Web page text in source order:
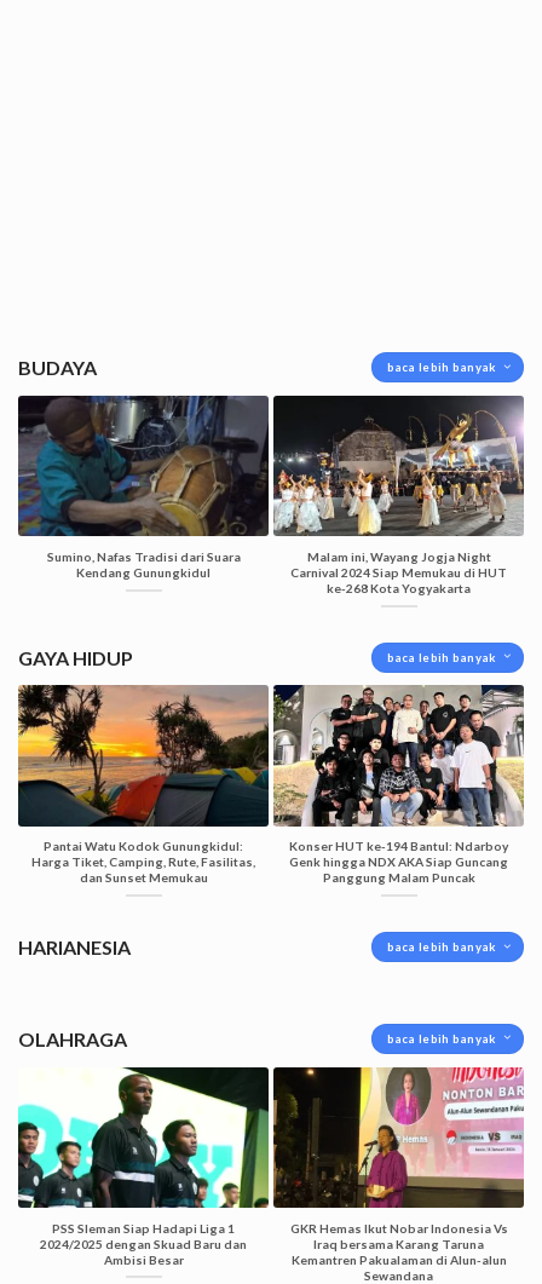
BUDAYA baca lebih banyak
Sumino, Nafas Tradisi dari Suara
Kendang Gunungkidul
Malam ini, Wayang Jogja Night
Carnival 2024 Siap Memukau di HUT
ke-268 Kota Yogyakarta
GAYA HIDUP baca lebih banyak
Pantai Watu Kodok Gunungkidul:
Harga Tiket, Camping, Rute, Fasilitas,
dan Sunset Memukau
Konser HUT ke-194 Bantul: Ndarboy
Genk hingga NDX AKA Siap Guncang
Panggung Malam Puncak
HARIANESIA baca lebih banyak
OLAHRAGA baca lebih banyak
PSS Sleman Siap Hadapi Liga 1
2024/2025 dengan Skuad Baru dan
Ambisi Besar
GKR Hemas Ikut Nobar Indonesia Vs
Iraq bersama Karang Taruna
Kemantren Pakualaman di Alun-alun
Sewandana